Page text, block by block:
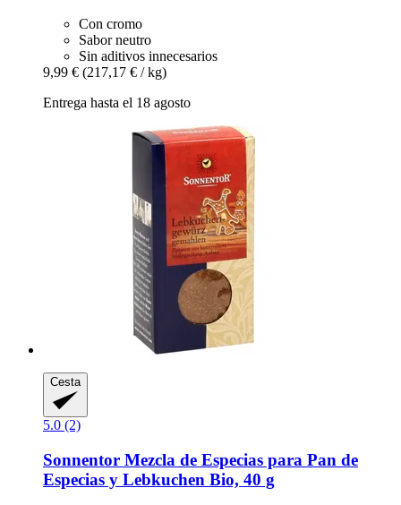
Con cromo
Sabor neutro
Sin aditivos innecesarios
9,99 € (217,17 € / kg)
Entrega hasta el 18 agosto
Cesta
5.0 (2)
Sonnentor Mezcla de Especias para Pan de
Especias y Lebkuchen Bio, 40 g